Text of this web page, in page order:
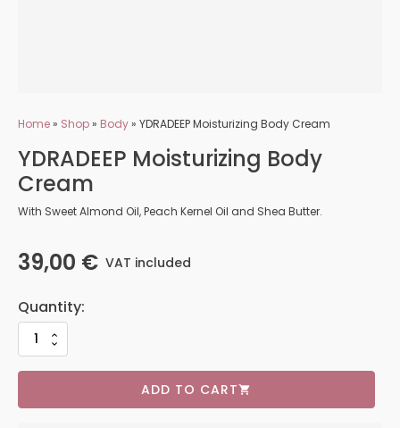
Home» Shop» Body» YDRADEEP Moisturizing Body Cream
YDRADEEP Moisturizing Body
Cream
With Sweet Almond Oil, Peach Kernel Oil and Shea Butter.
39,00 € VAT included
ADD TO CART